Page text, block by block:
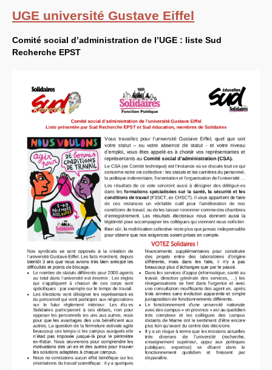
UGE université Gustave Eiffel
Comité social d’administration de l’UGE : liste Sud
Recherche EPST